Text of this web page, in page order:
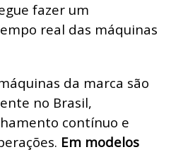
fazer um
real das máquinas
da marca são
no Brasil,
contínuo e
Em modelos